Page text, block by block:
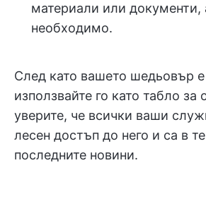
материали или документи,
необходимо.
След като вашето шедьовър е
използвайте го като табло за
уверите, че всички ваши
лесен достъп до него и са в
последните новини.